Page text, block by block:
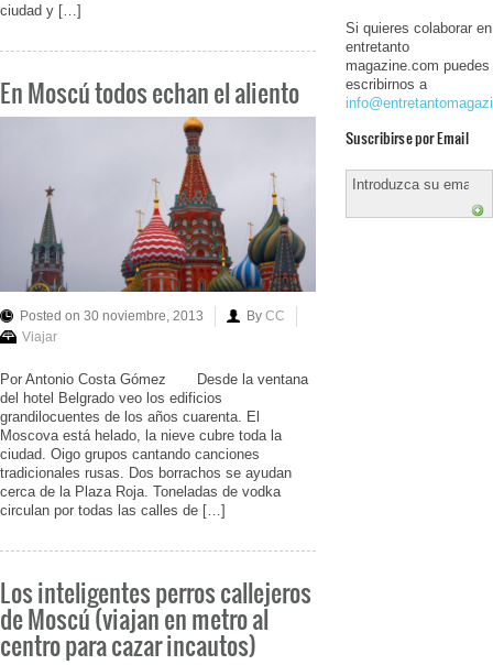
ciudad y […]
En Moscú todos echan el aliento
Posted on 30 noviembre, 2013 By CC
Viajar
Por Antonio Costa Gómez Desde la ventana
del hotel Belgrado veo los edificios
grandilocuentes de los años cuarenta. El
Moscova está helado, la nieve cubre toda la
ciudad. Oigo grupos cantando canciones
tradicionales rusas. Dos borrachos se ayudan
cerca de la Plaza Roja. Toneladas de vodka
circulan por todas las calles de […]
Los inteligentes perros callejeros
de Moscú (viajan en metro al
centro para cazar incautos)
Si quieres colaborar en
entretanto
magazine.com puedes
escribirnos a
Suscribirse por Email